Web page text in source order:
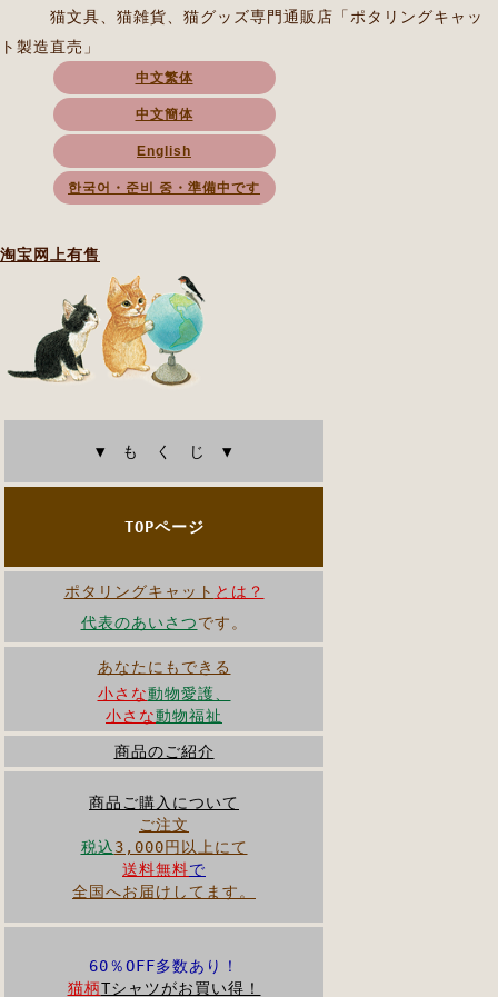
猫文具、猫雑貨、猫グッズ専門通販店「ポタリングキャッ
ト製造直売」
中文繁体
中文簡体
English
한국어・준비 중・準備中です
淘宝网上有售
▼ も く じ ▼
TOPページ
ポタリングキャット とは？
代表のあいさつです。
あなたにもできる
小さな動物愛護、
小さな動物福祉
商品のご紹介
商品ご購入について
ご注文
税込3,000円以上にて
送料無料で
全国へお届けしてます。
60％OFF多数あり！
猫柄Tシャツがお買い得！